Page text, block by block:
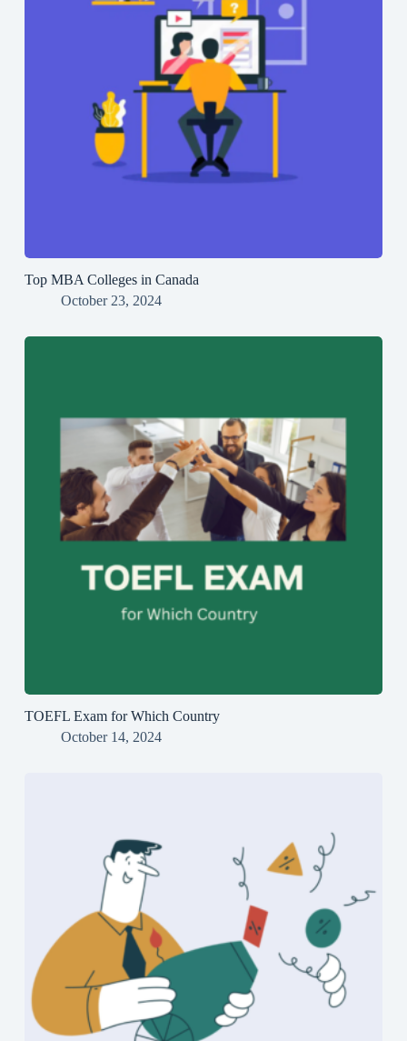
Top MBA Colleges in Canada
October 23, 2024
TOEFL Exam for Which Country
October 14, 2024